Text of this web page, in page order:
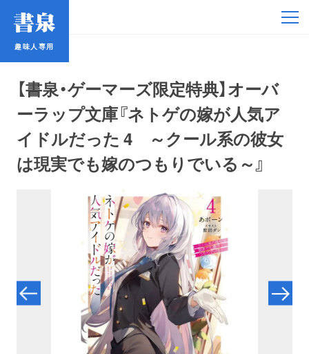
趣味人専用
【書泉・ゲーマーズ限定特典】オーバ
ーラップ文庫『ネトゲの嫁が人気ア
イドルだった 4 ～クール系の彼女
は現実でも嫁のつもりでいる～』
趣味人専用
アイドル
鉄道・バス
コミック・ラノベ
プロレス